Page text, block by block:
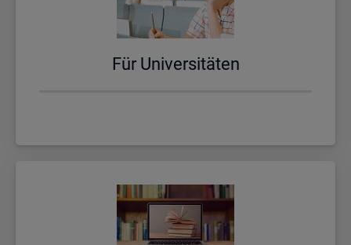
Für Uni­ver­si­tä­ten